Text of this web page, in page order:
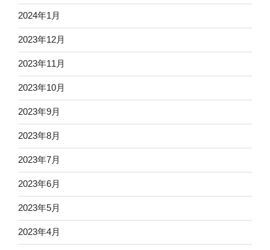
2024年1月
2023年12月
2023年11月
2023年10月
2023年9月
2023年8月
2023年7月
2023年6月
2023年5月
2023年4月